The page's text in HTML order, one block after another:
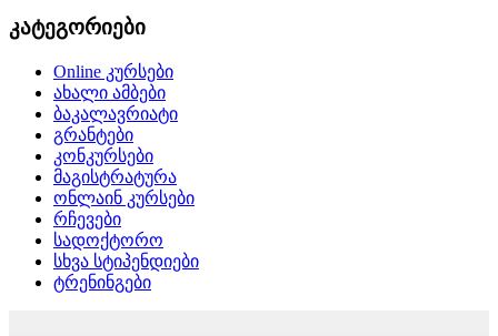
კატეგორიები
Online კურსები
ახალი ამბები
ბაკალავრიატი
გრანტები
კონკურსები
მაგისტრატურა
ონლაინ კურსები
რჩევები
სადოქტორო
სხვა სტიპენდიები
ტრენინგები